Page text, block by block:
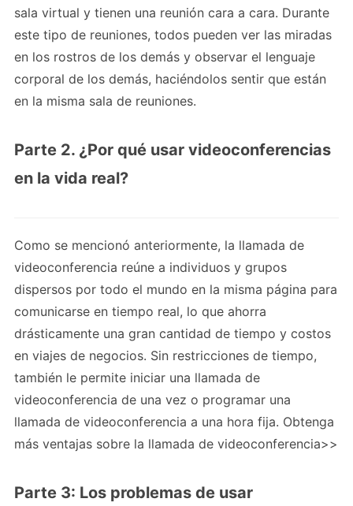
sala virtual y tienen una reunión cara a cara. Durante
este tipo de reuniones, todos pueden ver las miradas
en los rostros de los demás y observar el lenguaje
corporal de los demás, haciéndolos sentir que están
en la misma sala de reuniones.
Parte 2. ¿Por qué usar videoconferencias
en la vida real?
Como se mencionó anteriormente, la llamada de
videoconferencia reúne a individuos y grupos
dispersos por todo el mundo en la misma página para
comunicarse en tiempo real, lo que ahorra
drásticamente una gran cantidad de tiempo y costos
en viajes de negocios. Sin restricciones de tiempo,
también le permite iniciar una llamada de
videoconferencia de una vez o programar una
llamada de videoconferencia a una hora fija. Obtenga
más ventajas sobre la llamada de videoconferencia>>
Parte 3: Los problemas de usar